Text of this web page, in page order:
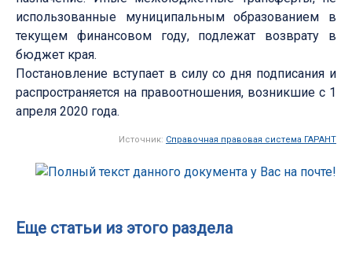
использованные муниципальным образованием в
текущем финансовом году, подлежат возврату в
бюджет края.
Постановление вступает в силу со дня подписания и
распространяется на правоотношения, возникшие с 1
апреля 2020 года.
Источник: Справочная правовая система ГАРАНТ
Еще статьи из этого раздела